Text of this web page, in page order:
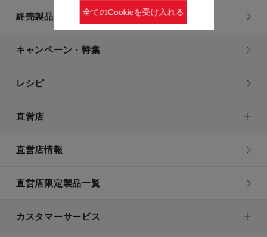
終売製品一覧
キャンペーン・特集
レシピ
直営店
直営店情報
直営店限定製品一覧
カスタマーサービス
全てのCookieを受け入れる